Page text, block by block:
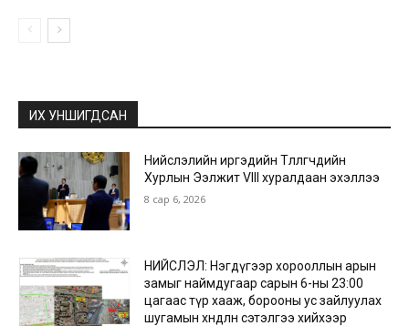
ИХ УНШИГДСАН
Нийслэлийн иргэдийн Төлөөлөгчдийн
Хурлын Ээлжит VIII хуралдаан эхэллээ
8 сар 6, 2026
НИЙСЛЭЛ: Нэгдүгээр хорооллын арын
замыг наймдугаар сарын 6-ны 23:00
цагаас түр хааж, борооны ус зайлуулах
шугамын хөндлөн сэтэлгээ хийхээр